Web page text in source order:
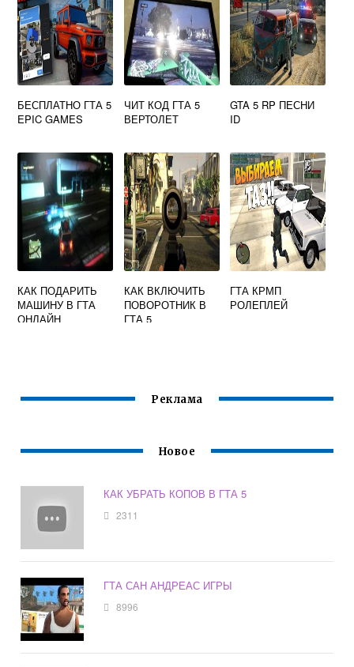
БЕСПЛАТНО ГТА 5
EPIC GAMES
ЧИТ КОД ГТА 5
ВЕРТОЛЕТ
GTA 5 RP ПЕСНИ
ID
КАК ПОДАРИТЬ
МАШИНУ В ГТА
ОНЛАЙН
КАК ВКЛЮЧИТЬ
ПОВОРОТНИК В
ГТА 5
ГТА КРМП
РОЛЕПЛЕЙ
Реклама
Новое
КАК УБРАТЬ КОПОВ В ГТА 5
2311
ГТА САН АНДРЕАС ИГРЫ
8996